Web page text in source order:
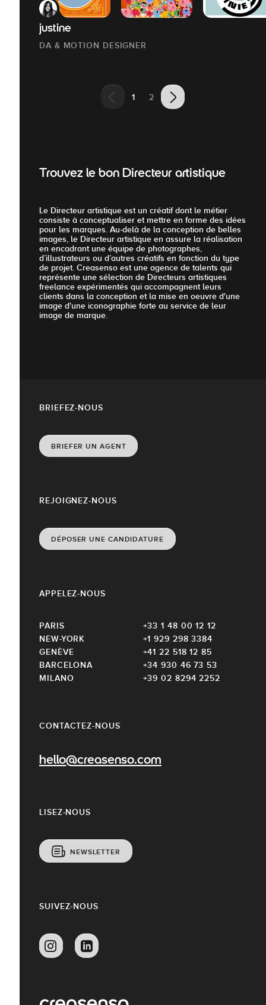
justine
DA & MOTION DESIGNER
1 2
Trouvez le bon Directeur artistique
Le Directeur artistique est un créatif dont le métier
consiste à conceptualiser et mettre en forme des idées
pour les marques. Au-delà de la conception de belles
images, le Directeur artistique en assure la réalisation
en encadrant une équipe de photographes,
d’illustrateurs ou d’autres créatifs en fonction du type
de projet. Creasenso est une agence de talents qui
représente une sélection de Directeurs artistiques
freelance expérimentés qui accompagnent leurs
clients dans la conception et la mise en oeuvre d'une
image d'une iconographie forte au service de leur
image de marque.
CONTACTEZ-NOUS
hello@creasenso.com
REJOIGNEZ-NOUS
DÉPOSER UNE CANDIDATURE
LISEZ-NOUS
NEWSLETTER
APPELEZ-NOUS
PARIS
+33 1 48 00 12 12
NEW-YORK
+1 929 298 3384
GENÈVE
+41 22 518 12 85
BARCELONA
+34 930 46 73 53
MILANO
+39 02 8294 2252
BRIEFEZ-NOUS
BRIEFER UN AGENT
SUIVEZ-NOUS